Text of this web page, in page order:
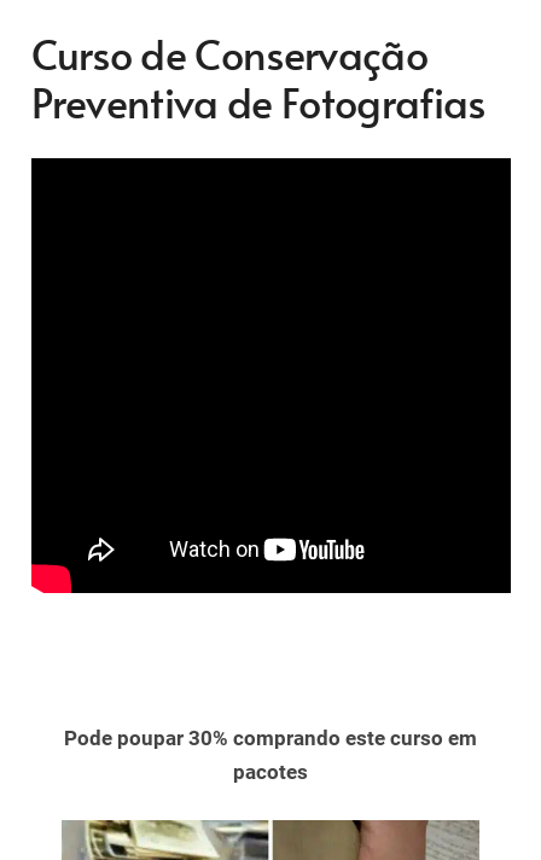
Curso de Conservação
Preventiva de Fotografias
Pode poupar 30% comprando este curso em
pacotes